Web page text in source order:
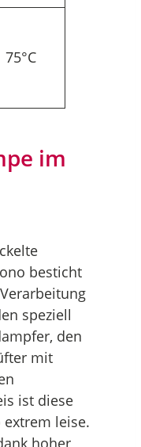
75°C
im
besticht
speziell
den
mit
ist diese
leise.
hoher